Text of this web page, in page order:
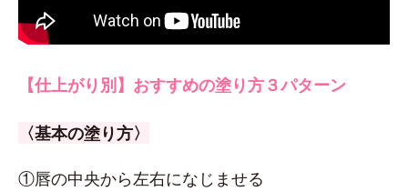
【仕上がり別】おすすめの塗り方３パターン
〈基本の塗り方〉
①唇の中央から左右になじませる